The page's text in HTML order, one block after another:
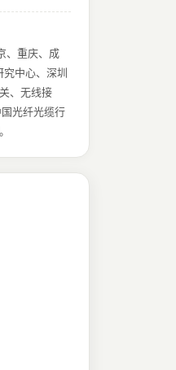
、重庆、成
中心、深圳
、无线接
光纤光缆行